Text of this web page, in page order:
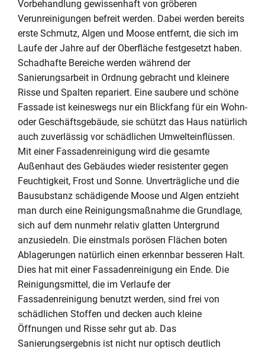
Vorbehandlung gewissenhaft von gröberen
Verunreinigungen befreit werden. Dabei werden bereits
erste Schmutz, Algen und Moose entfernt, die sich im
Laufe der Jahre auf der Oberfläche festgesetzt haben.
Schadhafte Bereiche werden während der
Sanierungsarbeit in Ordnung gebracht und kleinere
Risse und Spalten repariert. Eine saubere und schöne
Fassade ist keineswegs nur ein Blickfang für ein Wohn-
oder Geschäftsgebäude, sie schützt das Haus natürlich
auch zuverlässig vor schädlichen Umwelteinflüssen.
Mit einer Fassadenreinigung wird die gesamte
Außenhaut des Gebäudes wieder resistenter gegen
Feuchtigkeit, Frost und Sonne. Unverträgliche und die
Bausubstanz schädigende Moose und Algen entzieht
man durch eine Reinigungsmaßnahme die Grundlage,
sich auf dem nunmehr relativ glatten Untergrund
anzusiedeln. Die einstmals porösen Flächen boten
Ablagerungen natürlich einen erkennbar besseren Halt.
Dies hat mit einer Fassadenreinigung ein Ende. Die
Reinigungsmittel, die im Verlaufe der
Fassadenreinigung benutzt werden, sind frei von
schädlichen Stoffen und decken auch kleine
Öffnungen und Risse sehr gut ab. Das
Sanierungsergebnis ist nicht nur optisch deutlich